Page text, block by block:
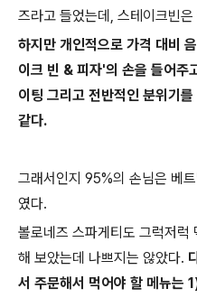
즈라고 들었는데, 스테이크빈
하지만 개인적으로 가격 대비
이크 빈 & 피자'의 손을 들어주
이팅 그리고 전반적인 분위기
같다.
그래서인지 95%의 손님은 베
였다.
볼로네즈 스파게티도 그럭저럭
해 보았는데 나쁘지는 않았다.
서 주문해서 먹어야 할 메뉴는